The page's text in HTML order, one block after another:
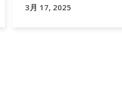
3月 17, 2025